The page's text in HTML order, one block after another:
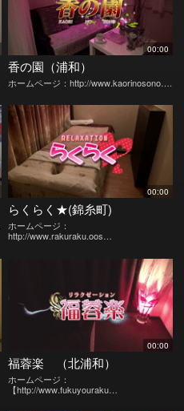
00:00
香の園（浦和）
ホームページ：http://www.kaorinosono….
00:00
らくらく★(錦糸町)
ホームページ：
http://www.rakuraku.oos…
00:00
福蓉楽 （北浦和）
ホームページ：
【http://www.fukuyouraku…